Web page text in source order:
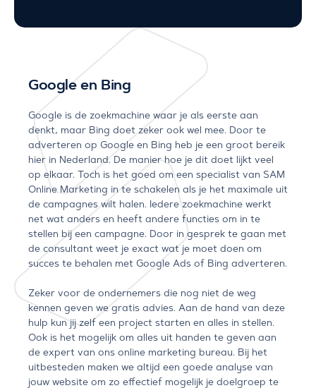
Google en Bing
Google is de zoekmachine waar je als eerste aan
denkt, maar Bing doet zeker ook wel mee. Door te
adverteren op Google en Bing heb je een groot bereik
hier in Nederland. De manier hoe je dit doet lijkt veel
op elkaar. Toch is het goed om een specialist van SAM
Online Marketing in te schakelen als je het maximale uit
de campagnes wilt halen. Iedere zoekmachine werkt
net wat anders en heeft andere functies om in te
stellen bij een campagne. Door in gesprek te gaan met
de consultant weet je exact wat je moet doen om
succes te behalen met Google Ads of Bing adverteren.
Zeker voor de ondernemers die nog niet de weg
kennen geven we gratis advies. Aan de hand van deze
hulp kun jij zelf een project starten en alles in stellen.
Ook is het mogelijk om alles uit handen te geven aan
de expert van ons online marketing bureau. Bij het
uitbesteden maken we altijd een goede analyse van
jouw website om zo effectief mogelijk je doelgroep te